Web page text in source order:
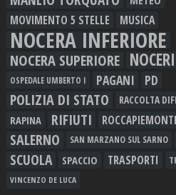
MOVIMENTO 5 STELLE MUSICA
NOCERA INFERIORE
NOCERA SUPERIORE
OSPEDALE UMBERTO I PAGANI PD
POLIZIA DI STATO RACCOLTA
RAPINA RIFIUTI
SALERNO SAN MARZANO SUL SARNO
SCUOLA SPACCIO TRASPORTI
VINCENZO DE LUCA